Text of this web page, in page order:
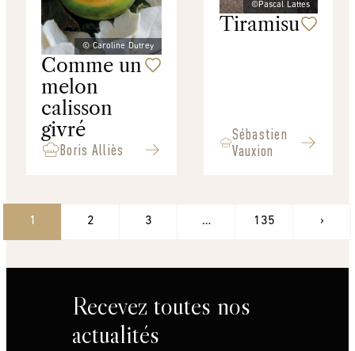
© Caroline Dutrey
Comme un
melon
calisson
givré
Boris Alliès
©Pascal Lattes
Tiramisu
Sébastien
Vauxion
1 2 3 … 135 ›
Recevez toutes nos
actualités